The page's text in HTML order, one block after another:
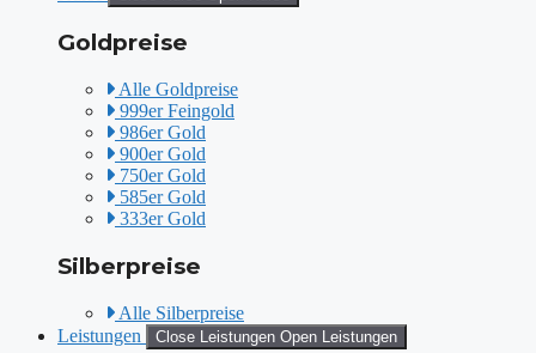
Goldpreise
Alle Goldpreise
999er Feingold
986er Gold
900er Gold
750er Gold
585er Gold
333er Gold
Silberpreise
Alle Silberpreise
Leistungen
Close Leistungen Open Leistungen